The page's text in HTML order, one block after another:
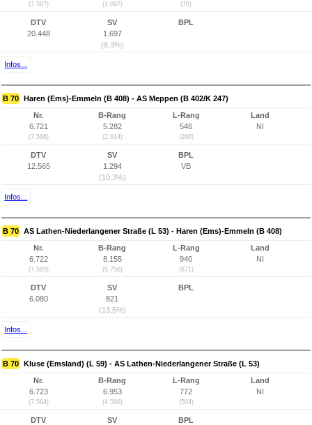
(7.567) (1.097) (78)
DTV
20.448
SV
1.697
(8,3%)
BPL
Infos...
B 70 Haren (Ems)-Emmeln (B 408) - AS Meppen (B 402/K 247)
Nr.
6.721
(7.566)
B-Rang
5.282
(2.914)
L-Rang
546
(280)
Land
NI
DTV
12.565
SV
1.294
(10,3%)
BPL
VB
Infos...
B 70 AS Lathen-Niederlangener Straße (L 53) - Haren (Ems)-Emmeln (B 408)
Nr.
6.722
(7.565)
B-Rang
8.155
(5.756)
L-Rang
940
(671)
Land
NI
DTV
6.080
SV
821
(13,5%)
BPL
Infos...
B 70 Kluse (Emsland) (L 59) - AS Lathen-Niederlangener Straße (L 53)
Nr.
6.723
(7.564)
B-Rang
6.953
(4.566)
L-Rang
772
(504)
Land
NI
DTV
SV
BPL